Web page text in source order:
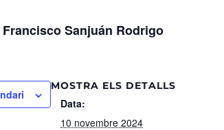
Sanjuán Rodrigo
MOSTRA ELS DETALLS
Data:
10 novembre 2024